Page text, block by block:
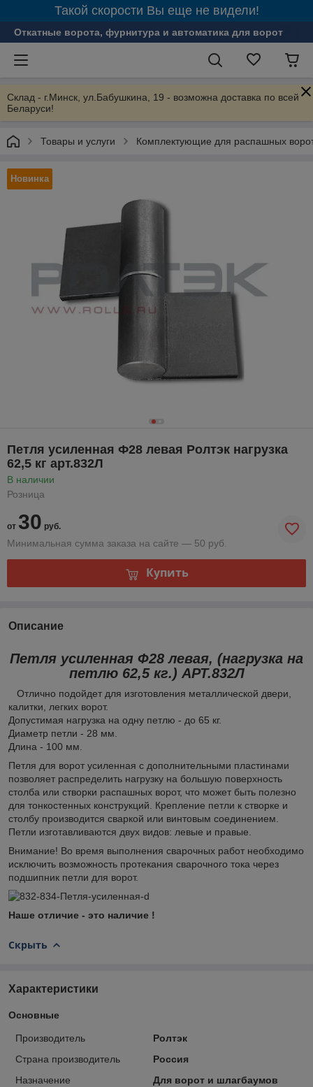
Такой скорости Вы еще не видели!
Откатные ворота, фурнитура и автоматика для ворот
Склад - г.Минск, ул.Бабушкина, 19 - возможна доставка по всей
Беларуси!
Товары и услуги Комплектующие для распашных
Новинка
Петля усиленная Ф28 левая Ролтэк нагрузка
62,5 кг арт.832Л
В наличии
Розница
от 30 руб.
Минимальная сумма заказа на сайте — 50 руб.
Купить
Описание
Петля усиленная Ф28 левая, (нагрузка на
петлю 62,5 кг.) АРТ.832Л
Отлично подойдет для изготовления металлической двери,
калитки, легких ворот.
Допустимая нагрузка на одну петлю - до 65 кг.
Диаметр петли - 28 мм.
Длина - 100 мм.
Петля для ворот усиленная с дополнительными пластинами
позволяет распределить нагрузку на большую поверхность
столба или створки распашных ворот, что может быть полезно
для тонкостенных конструкций. Крепление петли к створке и
столбу производится сваркой или винтовым соединением.
Петли изготавливаются двух видов: левые и правые.
Внимание! Во время выполнения сварочных работ необходимо
исключить возможность протекания сварочного тока через
подшипник петли для ворот.
Наше отличие - это наличие !
Скрыть
Характеристики
Основные
Производитель
Ролтэк
Страна производитель
Россия
Назначение
Для ворот и шлагбаумов